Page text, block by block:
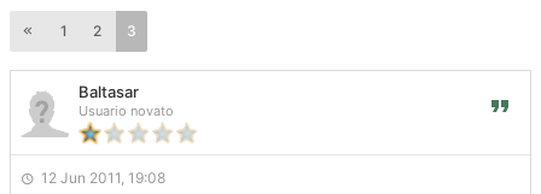
1 2 3
Baltasar
Usuario novato
12 Jun 2011, 19:08